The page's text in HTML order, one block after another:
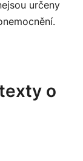
určeny
o